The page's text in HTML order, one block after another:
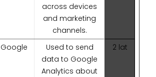
across devices
and marketing
channels.
Google
Used to send
data to Google
Analytics about
2 lat